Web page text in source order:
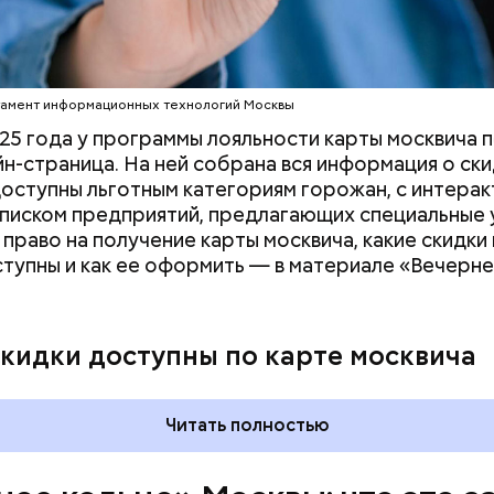
информационных технологий Москвы
года у программы лояльности карты москвича
страница. На ней собрана вся информация о
льготным категориям горожан, с
предприятий, предлагающих специальные
на получение карты москвича, какие скидки
и как ее оформить — в материале
доступны по карте москвича
Читать полностью
день уже готово более 50 процентов
то есть около 71 километра. В 2023 году его
парка до Лосиного Острова за счет
на улицах между парками. Таким образом, уже
метро «Профсоюзная» до Лосиного Острова.
и Ермолаевского переулка. Сейчас на
знак с изображением силуэтов Воланда,
который предостерегает от разговоров с